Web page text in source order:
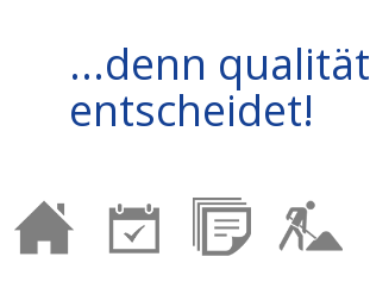
...denn qualität
entscheidet!